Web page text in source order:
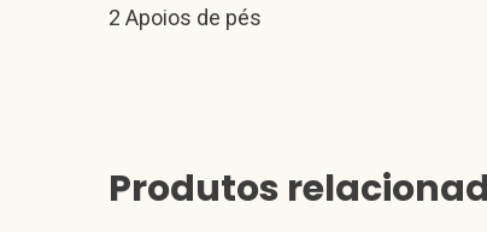
2 Apoios de pés
Produtos